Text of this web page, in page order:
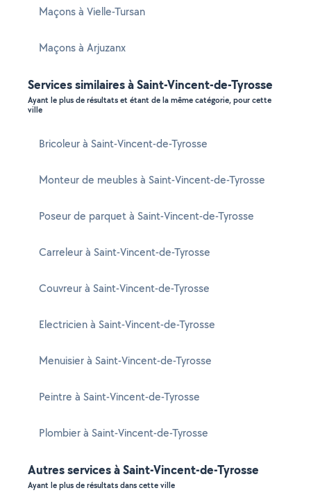
Maçons à Vielle-Tursan
Maçons à Arjuzanx
Services similaires à Saint-Vincent-de-Tyrosse
Ayant le plus de résultats et étant de la même catégorie, pour cette
ville
Bricoleur à Saint-Vincent-de-Tyrosse
Monteur de meubles à Saint-Vincent-de-Tyrosse
Poseur de parquet à Saint-Vincent-de-Tyrosse
Carreleur à Saint-Vincent-de-Tyrosse
Couvreur à Saint-Vincent-de-Tyrosse
Electricien à Saint-Vincent-de-Tyrosse
Menuisier à Saint-Vincent-de-Tyrosse
Peintre à Saint-Vincent-de-Tyrosse
Plombier à Saint-Vincent-de-Tyrosse
Autres services à Saint-Vincent-de-Tyrosse
Ayant le plus de résultats dans cette ville